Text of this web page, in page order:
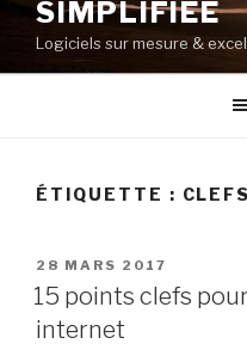
SIMPLIFIÉE
Logiciels sur mesure &
ÉTIQUETTE : CLEFS
PUBLIÉ
LE
28 MARS 2017
15 points clefs
internet